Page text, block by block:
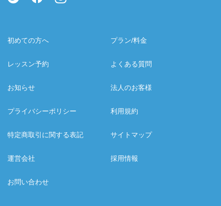
初めての方へ プラン/料金
レッスン予約 よくある質問
お知らせ 法人のお客様
プライバシーポリシー 利用規約
特定商取引に関する表記 サイトマップ
運営会社 採用情報
お問い合わせ